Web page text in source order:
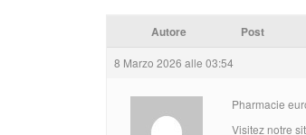
Autore Post
8 Marzo 2026 alle 03:54
Pharmacie
Visitez notre